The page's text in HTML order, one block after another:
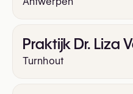
Praktijk Dr. Liza
Turnhout